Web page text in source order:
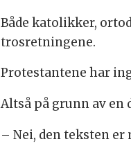
Både katolikker,
trosretningene.
Protestantene har
Altså på grunn av en
– Nei, den teksten